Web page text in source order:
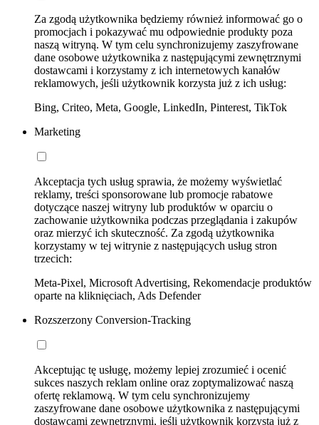
Za zgodą użytkownika będziemy również informować go o
promocjach i pokazywać mu odpowiednie produkty poza
naszą witryną. W tym celu synchronizujemy zaszyfrowane
dane osobowe użytkownika z następującymi zewnętrznymi
dostawcami i korzystamy z ich internetowych kanałów
reklamowych, jeśli użytkownik korzysta już z ich usług:
Bing, Criteo, Meta, Google, LinkedIn, Pinterest, TikTok
Marketing
Akceptacja tych usług sprawia, że możemy wyświetlać
reklamy, treści sponsorowane lub promocje rabatowe
dotyczące naszej witryny lub produktów w oparciu o
zachowanie użytkownika podczas przeglądania i zakupów
oraz mierzyć ich skuteczność. Za zgodą użytkownika
korzystamy w tej witrynie z następujących usług stron
trzecich:
Meta-Pixel, Microsoft Advertising, Rekomendacje produktów
oparte na kliknięciach, Ads Defender
Rozszerzony Conversion-Tracking
Akceptując tę usługę, możemy lepiej zrozumieć i ocenić
sukces naszych reklam online oraz zoptymalizować naszą
ofertę reklamową. W tym celu synchronizujemy
zaszyfrowane dane osobowe użytkownika z następującymi
dostawcami zewnętrznymi, jeśli użytkownik korzysta już z